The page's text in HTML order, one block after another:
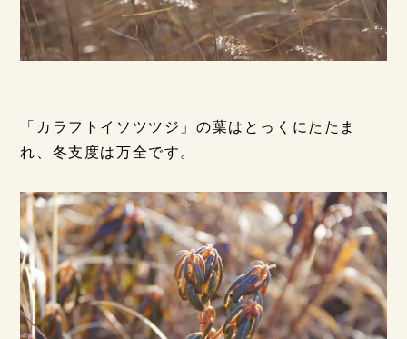
「カラフトイソツツジ」の葉はとっくにたたま
れ、冬支度は万全です。